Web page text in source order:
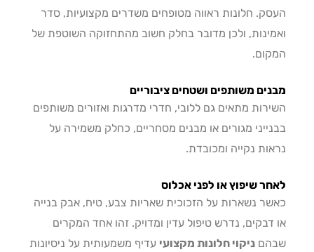
חלונות ראווה מטופחים משדרים מקצועיות, סדר
ולכן מדובר בחלק חשוב מהתחזוקה השוטפת של
משותפים ושטחים ציבוריים
מתאים גם ללובי, חדרי מדרגות ואזורים משותפים
מגורים או מבנים מסחריים, כחלק משמירה על
נקייה ומכובדת.
שיפוץ או לפני אכלוס
נשארות על הזכוכית שאריות צבע, טיח, אבק בנייה
נדרש טיפול עדין ומדויק. זהו אחד המקרים
ניקוי חלונות מקצועיעדיף משמעותית על ניסיונות